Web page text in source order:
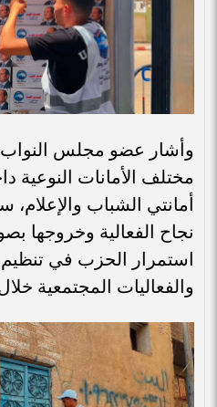
وأشار عضو مجلس
مختلف الأمانات النوعية
أمانتي الشباب
نجاح الفعالية وخروجها
استمرار الحزب في تنظيم
والفعاليات المجتمعية